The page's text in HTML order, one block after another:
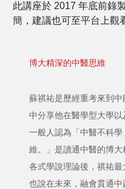
此講座於 2017 年底前錄
簡，建議也可至平台上觀
博大精深的中醫思維
蘇祺祐是歷經重考來到
中分享他在醫學型大學
一般人認為「中醫不科
維。」是讀通中醫的博
各式學說理論後，祺祐
也說在未來，融會貫通中